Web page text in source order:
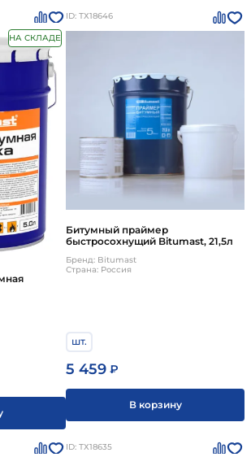
НА СКЛАДЕ
ID: ТХ18646
Битумный праймер
быстросохнущий Bitumast, 21,5л
Бренд: Bitumast
Страна: Россия
шт.
5 459 ₽
В корзину
ID: ТХ18635